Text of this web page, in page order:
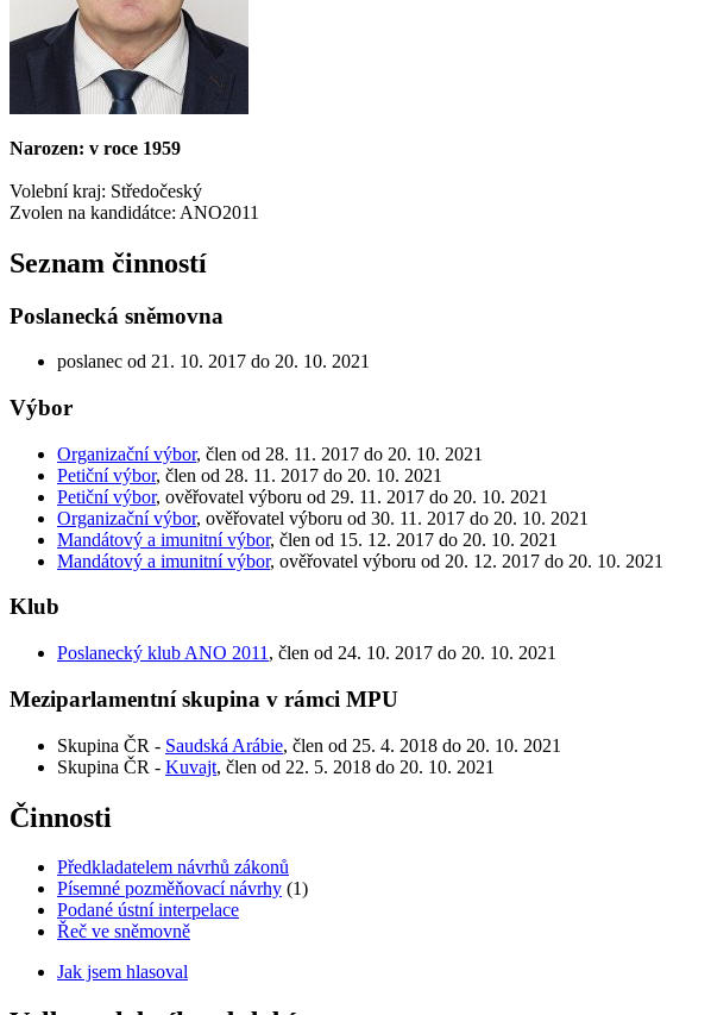
Narozen: v roce 1959
Volební kraj: Středočeský
Zvolen na kandidátce: ANO2011
Seznam činností
Poslanecká sněmovna
poslanec od 21. 10. 2017 do 20. 10. 2021
Výbor
Organizační výbor, člen od 28. 11. 2017 do 20. 10. 2021
Petiční výbor, člen od 28. 11. 2017 do 20. 10. 2021
Petiční výbor, ověřovatel výboru od 29. 11. 2017 do 20. 10. 2021
Organizační výbor, ověřovatel výboru od 30. 11. 2017 do 20. 10. 2021
Mandátový a imunitní výbor, člen od 15. 12. 2017 do 20. 10. 2021
Mandátový a imunitní výbor, ověřovatel výboru od 20. 12. 2017 do 20. 10. 2021
Klub
Poslanecký klub ANO 2011 , člen od 24. 10. 2017 do 20. 10. 2021
Meziparlamentní skupina v rámci MPU
Skupina ČR - Saudská Arábie, člen od 25. 4. 2018 do 20. 10. 2021
Skupina ČR - Kuvajt, člen od 22. 5. 2018 do 20. 10. 2021
Činnosti
Předkladatelem návrhů zákonů
Písemné pozměňovací návrhy (1)
Podané ústní interpelace
Řeč ve sněmovně
Jak jsem hlasoval